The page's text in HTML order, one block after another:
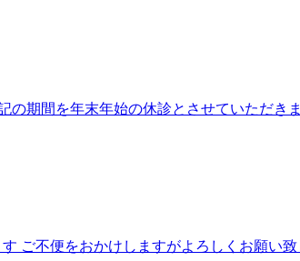
期間を年末年始の休診とさせていただき
ご不便をおかけしますがよろしくお願い致